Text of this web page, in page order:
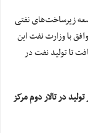
دلاری برای توسعه زیرساخت‌های نفتی
با وزارت نفت این
خواهد یافت تا تولید نفت در
در تالار دوم مرکز